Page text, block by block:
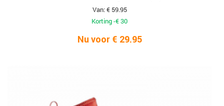
Van: € 59.95
Korting -€ 30
Nu voor € 29.95